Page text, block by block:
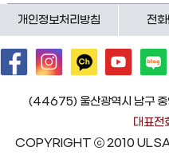
개인정보처리방침 전
(44675) 울산광역시 남구 중
대표
COPYRIGHT ⓒ 2010